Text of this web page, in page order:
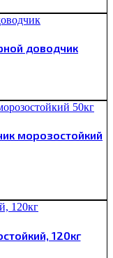
доводчик
морозостойкий
120кг